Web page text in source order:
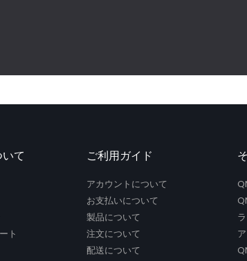
て
ト
ご利用ガイド
アカウントについて
お支払いについて
製品について
注文について
配送について